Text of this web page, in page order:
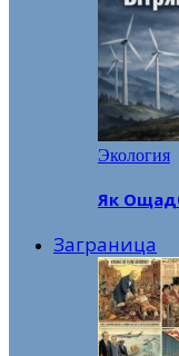
Экология
Як
Заграница